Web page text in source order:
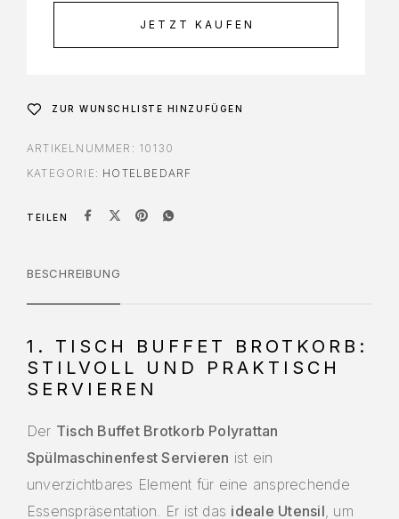
JETZT KAUFEN
ZUR WUNSCHLISTE HINZUFÜGEN
ARTIKELNUMMER: 10130
KATEGORIE: HOTELBEDARF
TEILEN
BESCHREIBUNG
1. TISCH BUFFET BROTKORB:
STILVOLL UND PRAKTISCH
SERVIEREN
Der Tisch Buffet Brotkorb Polyrattan
Spülmaschinenfest Servieren ist ein
unverzichtbares Element für eine ansprechende
Essenspräsentation. Er ist das ideale Utensil, um